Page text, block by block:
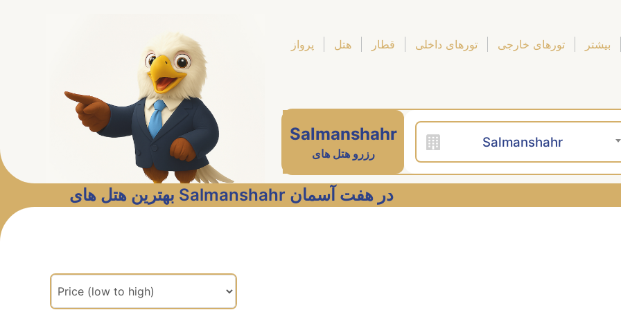
پرواز هتل قطار تورهای داخلی تورهای خارجی بیشتر
Salmanshahr
رزرو هتل های
Salmanshahr
بهترین هتل های Salmanshahr در هفت آسمان